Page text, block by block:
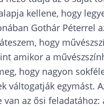
kellene, hogy
Gothár Péterrel
hogy
amikor a
hogy nagyon
váltogatják egymást.
van az ősi